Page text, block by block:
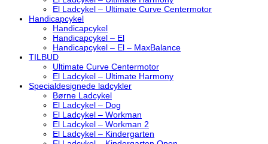
El Ladcykel – Ultimate Curve Centermotor
Handicapcykel
Handicapcykel
Handicapcykel – El
Handicapcykel – El – MaxBalance
TILBUD
Ultimate Curve Centermotor
El Ladcykel – Ultimate Harmony
Specialdesignede ladcykler
Børne Ladcykel
El Ladcykel – Dog
El Ladcykel – Workman
El Ladcykel – Workman 2
El Ladcykel – Kindergarten